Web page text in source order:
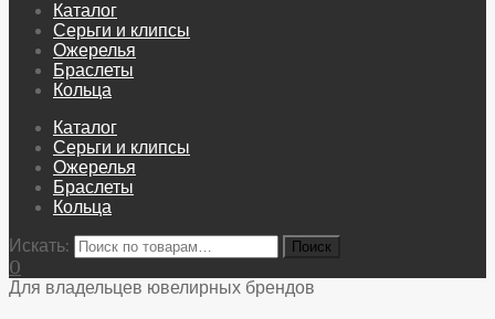
Каталог
Серьги и клипсы
Ожерелья
Браслеты
Кольца
Каталог
Серьги и клипсы
Ожерелья
Браслеты
Кольца
Искать:
0
Для владельцев ювелирных брендов